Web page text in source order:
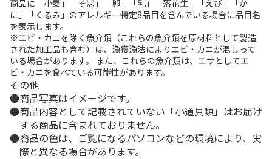
商品に「小麦」「そば」「卵」「乳」「落花生」「えび」「か
に」「くるみ」のアレルギー特定8品目を含んでいる場合に品目名
を表示します。
※エビ・カニを除く魚介類（これらの魚介類を原材料として製造
された加工品も含む）は、漁獲漁法によりエビ・カニが混じって
いる場合があります。 また、これらの魚介類は、エサとしてエ
ビ・カニを食べている可能性があります。
その他
商品写真はイメージです。
商品内容として記載されていない「小道具類」はお届け
する商品に含まれておりません。
商品の色は、ご覧になるパソコンなどの環境により、実
際と異なる場合があります。